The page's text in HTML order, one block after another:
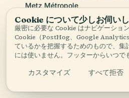
Metz Métropole
Opéra-Théâtre de Metz
Eurométropole Metz Culture,
Cookie について少しお伺いし
厳密に必要な Cookie はナビゲーショ
Cookie（PostHog、Google
ているかを把握するためのもので、集
には使いません。フッターからいつで
カスタマイズ すべて拒否